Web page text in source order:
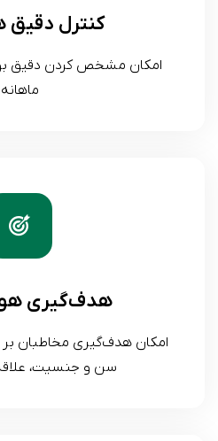
کنترل دقیق
امکان مشخص کردن دقیق
ماهانه
هدف‌گیری
امکان هدف‌گیری مخاطبان
سن و جنسیت،